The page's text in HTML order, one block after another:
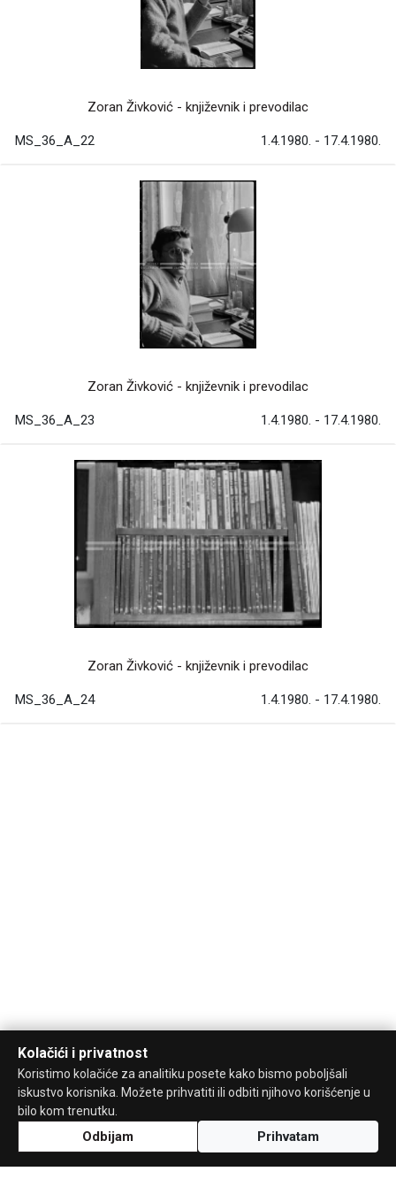
Zoran Živković - književnik i prevodilac
MS_36_A_22 1.4.1980. - 17.4.1980.
Zoran Živković - književnik i prevodilac
MS_36_A_23 1.4.1980. - 17.4.1980.
Zoran Živković - književnik i prevodilac
MS_36_A_24 1.4.1980. - 17.4.1980.
Kolačići i privatnost
Koristimo kolačiće za analitiku posete kako bismo poboljšali
iskustvo korisnika. Možete prihvatiti ili odbiti njihovo korišćenje u
bilo kom trenutku.
Odbijam Prihvatam